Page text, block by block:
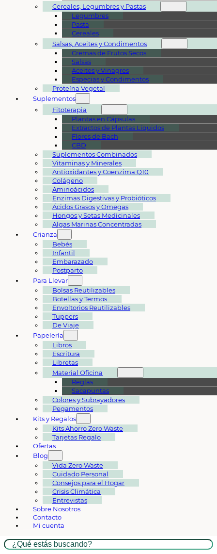
Cereales, Legumbres y Pastas
Legumbres
Pasta
Cereales
Salsas, Aceites y Condimentos
Cremas de Frutos Secos
Salsas
Aceites y Vinagres
Especias y Condimentos
Proteína Vegetal
Suplementos
Fitoterapia
Plantas en Cápsulas
Extractos de Plantas Líquidos
Flores de Bach
CBD
Suplementos Combinados
Vitaminas y Minerales
Antioxidantes y Coenzima Q10
Colágeno
Aminoácidos
Enzimas Digestivas y Probióticos
Ácidos Grasos y Omegas
Hongos y Setas Medicinales
Algas Marinas Concentradas
Crianza
Bebés
Infantil
Embarazado
Postparto
Para Llevar
Bolsas Reutilizables
Botellas y Termos
Envoltorios Reutilizables
Tuppers
De Viaje
Papelería
Libros
Escritura
Libretas
Material Oficina
Reglas
Sacapuntas
Colores y Subrayadores
Pegamentos
Kits y Regalos
Kits Ahorro Zero Waste
Tarjetas Regalo
Ofertas
Blog
Vida Zero Waste
Cuidado Personal
Consejos para el Hogar
Crisis Climática
Entrevistas
Sobre Nosotros
Contacto
Mi cuenta
Buscar